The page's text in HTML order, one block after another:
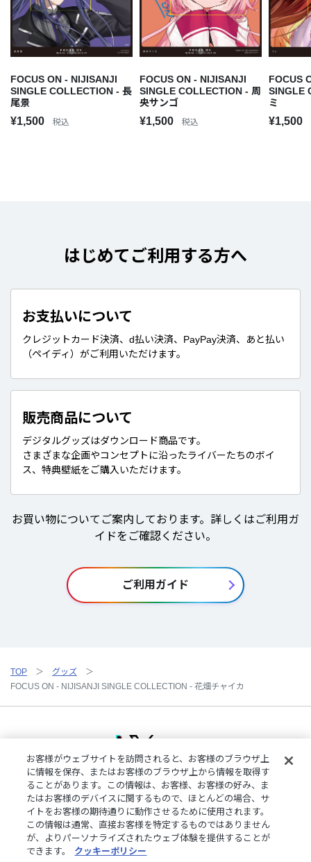
FOCUS ON - NIJISANJI
SINGLE COLLECTION - 長
尾景
¥1,500 税込
FOCUS ON - NIJISANJI
SINGLE COLLECTION - 周
央サンゴ
¥1,500 税込
FOCUS
SINGLE
ミ
¥1,500
はじめてご利用する方へ
お支払いについて
クレジットカード決済、d払い決済、PayPay決済、あと払い
（ペイディ）がご利用いただけます。
販売商品について
デジタルグッズはダウンロード商品です。
さまざまな企画やコンセプトに沿ったライバーたちのボイ
ス、特典壁紙をご購入いただけます。
お買い物についてご案内しております。詳しくはご利用ガ
イドをご確認ください。
ご利用ガイド
TOP
グッズ
FOCUS ON - NIJISANJI SINGLE COLLECTION - 花畑チャイカ
ご利用規約プライバシーポリシー
特定商取引法に基づく表記
ご利用ガイドよくある質問お問い合わせにじさんじ公式サイト
クッキーの詳細
お客様がウェブサイトを訪問されると、お客様のブラウザ上
に情報を保存、またはお客様のブラウザ上から情報を取得す
ることがあります。この情報は、お客様、お客様の好み、ま
たはお客様のデバイスに関するもので、ほとんどの場合、サ
イトをお客様の期待通りに動作させるために使用されます。
この情報は通常、直接お客様を特定するものではありません
が、よりパーソナライズされたウェブ体験を提供することが
できます。
クッキーポリシー